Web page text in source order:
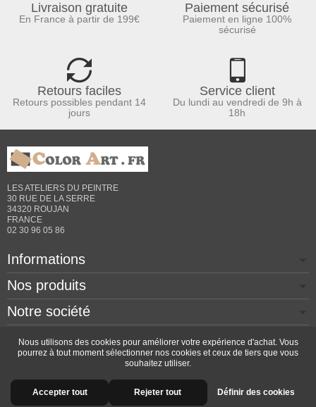
Livraison gratuite
En France à partir de 199€
Paiement sécurisé
Paiement en ligne 100%
sécurisé
Retours faciles
Retours possibles pendant 14
jours
Service client
Du lundi au vendredi de 9h à
18h
LES ATELIERS DU PEINTRE
30 RUE DE LA SERRE
34320 ROUJAN
FRANCE
02 30 96 05 86
Informations
Nos produits
Notre société
Contactez-nous
Copyright © 2026 - Design by Prestacrea
- Ecommerce
software byPrestaShop™
Nous utilisons des cookies pour améliorer votre expérience d'achat. Vous
pourrez à tout moment sélectionner nos cookies et ceux de tiers que vous
souhaitez utiliser.
Accepter tout Rejeter tout Définir des cookies